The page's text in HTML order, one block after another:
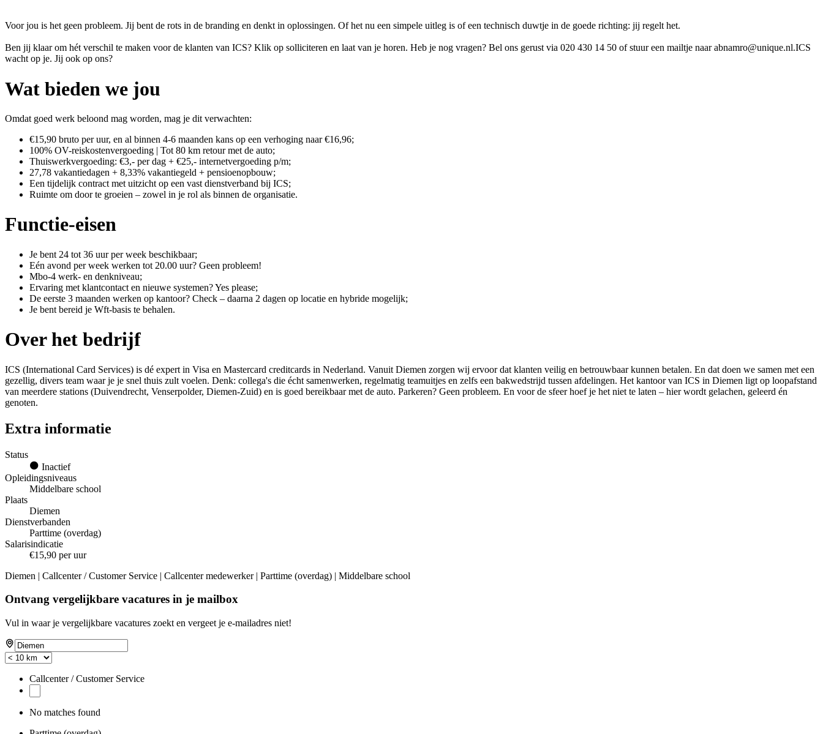
Voor jou is het geen probleem. Jij bent de rots in de branding en denkt in oplossingen. Of het nu een simpele uitleg is of een technisch duwtje in de goede richting: jij regelt het.
Ben jij klaar om hét verschil te maken voor de klanten van ICS? Klik op solliciteren en laat van je horen. Heb je nog vragen? Bel ons gerust via 020 430 14 50 of stuur een mailtje naar abnamro@unique.nl.ICS
wacht op je. Jij ook op ons?
Wat bieden we jou
Omdat goed werk beloond mag worden, mag je dit verwachten:
€15,90 bruto per uur, en al binnen 4-6 maanden kans op een verhoging naar €16,96;
100% OV-reiskostenvergoeding | Tot 80 km retour met de auto;
Thuiswerkvergoeding: €3,- per dag + €25,- internetvergoeding p/m;
27,78 vakantiedagen + 8,33% vakantiegeld + pensioenopbouw;
Een tijdelijk contract met uitzicht op een vast dienstverband bij ICS;
Ruimte om door te groeien – zowel in je rol als binnen de organisatie.
Functie-eisen
Je bent 24 tot 36 uur per week beschikbaar;
Eén avond per week werken tot 20.00 uur? Geen probleem!
Mbo-4 werk- en denkniveau;
Ervaring met klantcontact en nieuwe systemen? Yes please;
De eerste 3 maanden werken op kantoor? Check – daarna 2 dagen op locatie en hybride mogelijk;
Je bent bereid je Wft-basis te behalen.
Over het bedrijf
ICS (International Card Services) is dé expert in Visa en Mastercard creditcards in Nederland. Vanuit Diemen zorgen wij ervoor dat klanten veilig en betrouwbaar kunnen betalen. En dat doen we samen met een
gezellig, divers team waar je je snel thuis zult voelen. Denk: collega's die écht samenwerken, regelmatig teamuitjes en zelfs een bakwedstrijd tussen afdelingen. Het kantoor van ICS in Diemen ligt op loopafstand
van meerdere stations (Duivendrecht, Venserpolder, Diemen-Zuid) en is goed bereikbaar met de auto. Parkeren? Geen probleem. En voor de sfeer hoef je het niet te laten – hier wordt gelachen, geleerd én
genoten.
Extra informatie
Status
Inactief
Opleidingsniveaus
Middelbare school
Plaats
Diemen
Dienstverbanden
Parttime (overdag)
Salarisindicatie
€15,90 per uur
Diemen | Callcenter / Customer Service | Callcenter medewerker | Parttime (overdag) | Middelbare school
Ontvang vergelijkbare vacatures in je mailbox
Vul in waar je vergelijkbare vacatures zoekt en vergeet je e-mailadres niet!
Callcenter / Customer Service
No matches found